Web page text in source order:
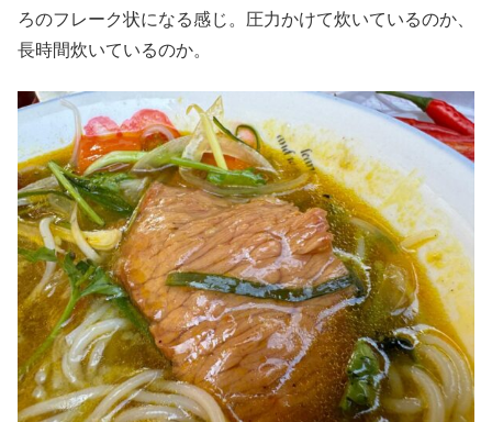
ろのフレーク状になる感じ。圧力かけて炊いているのか、
長時間炊いているのか。